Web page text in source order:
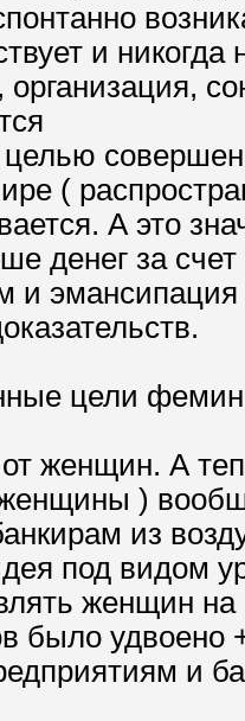
и
(
А это
денег за
и
цели
женщин. А
)
из
под видом
женщин
было удвоено
и